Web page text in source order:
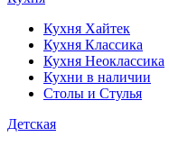
Кухня Хайтек
Кухня Классика
Кухня Неоклассика
Кухни в наличии
Столы и Стулья
Детская